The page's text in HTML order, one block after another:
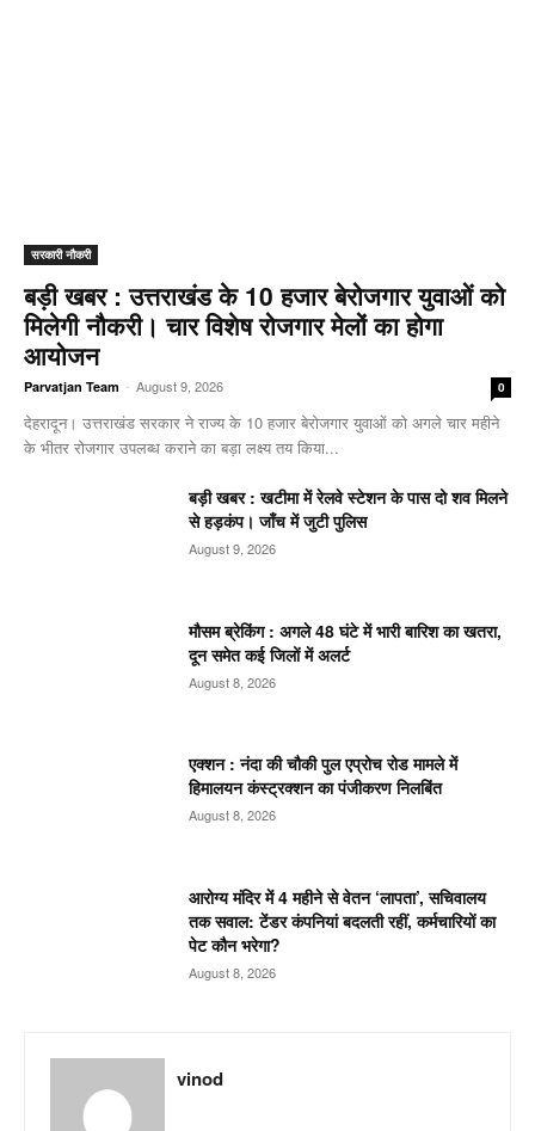
सरकारी नौकरी
बड़ी खबर : उत्तराखंड के 10 हजार बेरोजगार युवाओं को
मिलेगी नौकरी। चार विशेष रोजगार मेलों का होगा
आयोजन
Parvatjan Team - August 9, 2026 0
देहरादून। उत्तराखंड सरकार ने राज्य के 10 हजार बेरोजगार युवाओं को अगले चार महीने
के भीतर रोजगार उपलब्ध कराने का बड़ा लक्ष्य तय किया...
बड़ी खबर : खटीमा में रेलवे स्टेशन के पास दो शव मिलने
से हड़कंप। जाँच में जुटी पुलिस
August 9, 2026
मौसम ब्रेकिंग : अगले 48 घंटे में भारी बारिश का खतरा,
दून समेत कई जिलों में अलर्ट
August 8, 2026
एक्शन : नंदा की चौकी पुल एप्रोच रोड मामले में
हिमालयन कंस्ट्रक्शन का पंजीकरण निलबिंत
August 8, 2026
आरोग्य मंदिर में 4 महीने से वेतन ‘लापता’, सचिवालय
तक सवाल: टेंडर कंपनियां बदलती रहीं, कर्मचारियों का
पेट कौन भरेगा?
August 8, 2026
vinod